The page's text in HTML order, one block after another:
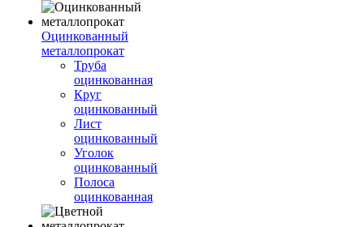
Оцинкованный
металлопрокат
Труба
оцинкованная
Круг
оцинкованный
Лист
оцинкованный
Уголок
оцинкованный
Полоса
оцинкованная